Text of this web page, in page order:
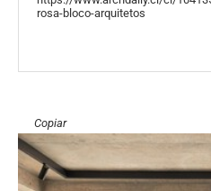
Copiar